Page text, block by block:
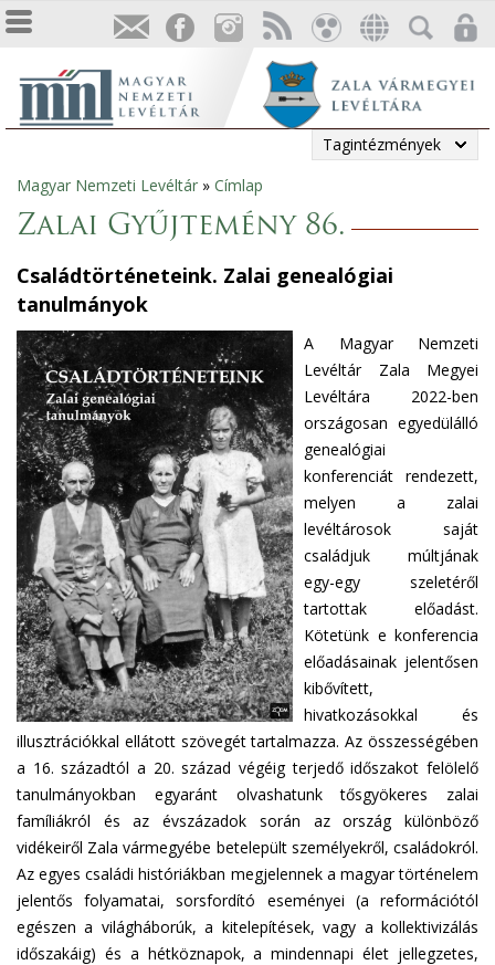
Tagintézmények
Jelenlegi
hely
Magyar Nemzeti Levéltár » Címlap
Zalai Gyűjtemény 86.
Családtörténeteink. Zalai genealógiai
tanulmányok
A Magyar Nemzeti
Levéltár Zala Megyei
Levéltára 2022-ben
országosan egyedülálló
genealógiai
konferenciát rendezett,
melyen a zalai
levéltárosok saját
családjuk múltjának
egy-egy szeletéről
tartottak előadást.
Kötetünk e konferencia
előadásainak jelentősen
kibővített,
hivatkozásokkal és
illusztrációkkal ellátott szövegét tartalmazza. Az összességében
a 16. századtól a 20. század végéig terjedő időszakot felölelő
tanulmányokban egyaránt olvashatunk tősgyökeres zalai
famíliákról és az évszázadok során az ország különböző
vidékeiről Zala vármegyébe betelepült személyekről, családokról.
Az egyes családi históriákban megjelennek a magyar történelem
jelentős folyamatai, sorsfordító eseményei (a reformációtól
egészen a világháborúk, a kitelepítések, vagy a kollektivizálás
időszakáig) és a hétköznapok, a mindennapi élet jellegzetes,